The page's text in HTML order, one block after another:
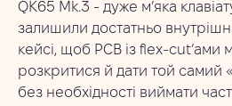
QK65 Mk.3 - дуже м’яка
залишили достатньо
кейсі, щоб PCB із flex-cut’ами
розкритися й дати той самий
без необхідності виймати